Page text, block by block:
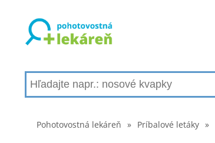
Pohotovostná lekáreň » Príbalové letáky »